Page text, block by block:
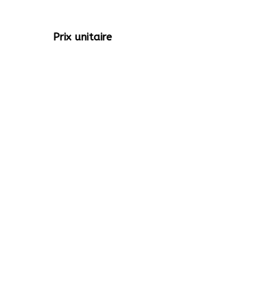
Prix unitaire